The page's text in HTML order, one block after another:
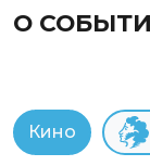
О
Кино